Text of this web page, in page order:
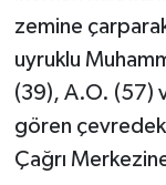
zemine
uyruklu
(39), A.O. (57)
gören
Çağrı